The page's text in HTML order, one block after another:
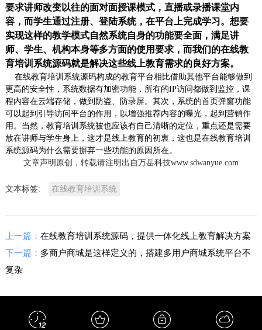
要求讲师改变以往的面对面授课模式，直播或录播课堂内
容，而学生通过注册、登陆系统，在平台上完成学习。想要
实现这样的教学模式自然系统自身的功能要全面，满足讲
师、学生、机构本身等多方面的使用要求，而我们的在线教
育培训系统源码就是解决这些线上教育需求的良好方案。
在线教育培训系统源码构成的教育平台相比借助其他平台能够做到
更高的安全性，系统数据有加密功能，所有的IP访问都做到监控，课
程内容在云端存储，做到防盗、防录屏。其次，系统的首页弹窗功能
可以起到引导访问平台的作用，以增强推荐内容的曝光，起到营销作
用。当然，教育培训系统被也应该有自己清晰的定位，重点还是需要
放在讲师与学生身上，这才是线上教育的初衷，这也是在线教育培训
系统源码为什么需要摒弃一些功能的原因所在。
文章声明原创，转载请注明出自万岳科技www.sdwanyue.com
文本标签: 在线教育培训系统
上一篇： 在线教育培训系统源码，提供一体化线上教育解决方案
下一篇： 多商户商城是这样定义的，搭建多用户商城系统平台不
复杂